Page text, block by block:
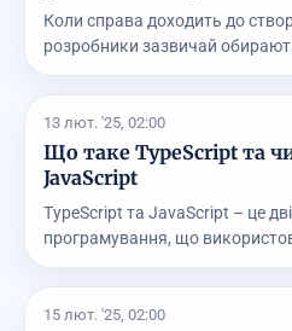
Коли справа доходить до
розробники зазвичай
13 лют. '25, 02:00
Що таке TypeScript та
JavaScript
TypeScript та JavaScript – це
програмування, що
15 лют. '25, 02:00